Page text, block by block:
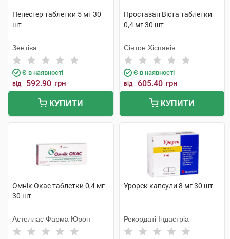
Пенестер таблетки 5 мг 30
шт
Зентіва
Є в наявності
від 592.90 грн
КУПИТИ
Простазан Віста таблетки
0,4 мг 30 шт
Сінтон Хіспанія
Є в наявності
від 605.40 грн
КУПИТИ
Омнік Окас таблетки 0,4 мг
30 шт
Астеллас Фарма Юроп
Урорек капсули 8 мг 30 шт
Рекордаті Індастріа